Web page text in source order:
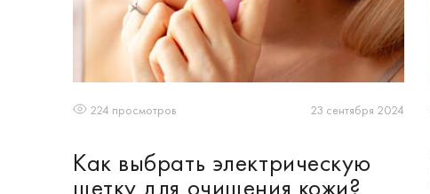
224 просмотров 23 сентября 2024
Как выбрать электрическую
щетку для очищения кожи?